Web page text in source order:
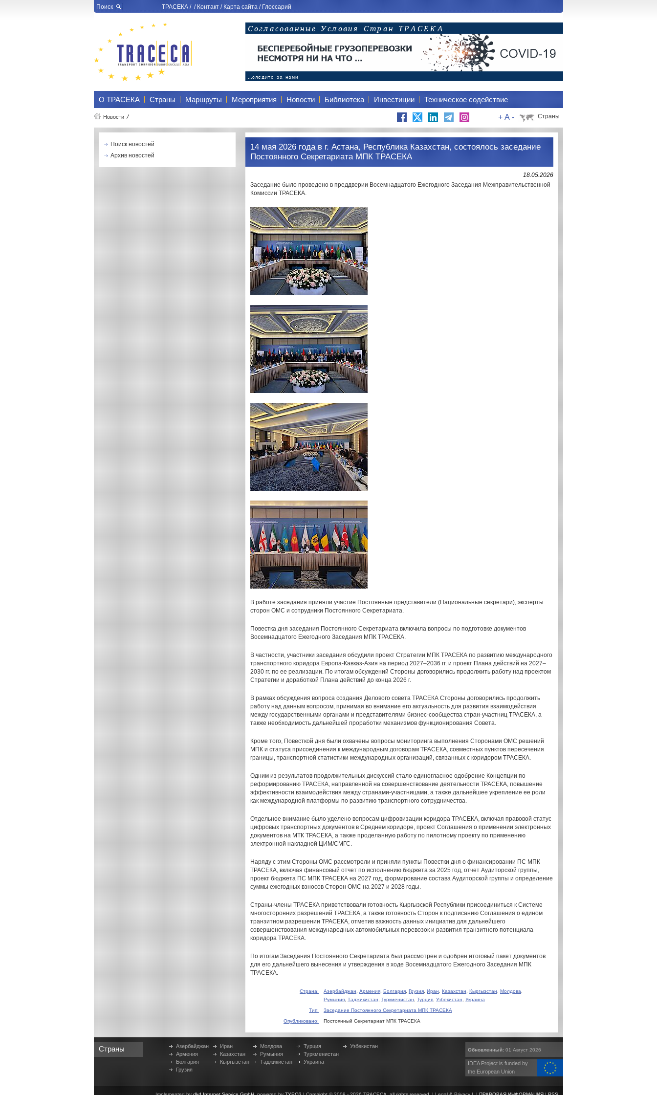
Поиск ТРАСЕКА/ /Контакт/Карта сайта/Глоссарий
О ТРАСЕКА Страны Маршруты Мероприятия Новости Библиотека Инвестиции Техническое содействие
Новости Страны
+ A -
Поиск новостей
Архив новостей
14 мая 2026 года в г. Астана, Республика Казахстан, состоялось заседание
Постоянного Секретариата МПК ТРАСЕКА
18.05.2026
Заседание было проведено в преддверии Восемнадцатого Ежегодного Заседания Межправительственной
Комиссии ТРАСЕКА.
В работе заседания приняли участие Постоянные представители (Национальные секретари), эксперты
сторон ОМС и сотрудники Постоянного Секретариата.
Повестка дня заседания Постоянного Секретариата включила вопросы по подготовке документов
Восемнадцатого Ежегодного Заседания МПК ТРАСЕКА.
В частности, участники заседания обсудили проект Стратегии МПК ТРАСЕКА по развитию международного
транспортного коридора Европа-Кавказ-Азия на период 2027–2036 гг. и проект Плана действий на 2027–
2030 гг. по ее реализации. По итогам обсуждений Стороны договорились продолжить работу над проектом
Стратегии и доработкой Плана действий до конца 2026 г.
В рамках обсуждения вопроса создания Делового совета ТРАСЕКА Стороны договорились продолжить
работу над данным вопросом, принимая во внимание его актуальность для развития взаимодействия
между государственными органами и представителями бизнес-сообщества стран-участниц ТРАСЕКА, а
также необходимость дальнейшей проработки механизмов функционирования Совета.
Кроме того, Повесткой дня были охвачены вопросы мониторинга выполнения Сторонами ОМС решений
МПК и статуса присоединения к международным договорам ТРАСЕКА, совместных пунктов пересечения
границы, транспортной статистики международных организаций, связанных с коридором ТРАСЕКА.
Одним из результатов продолжительных дискуссий стало единогласное одобрение Концепции по
реформированию ТРАСЕКА, направленной на совершенствование деятельности ТРАСЕКА, повышение
эффективности взаимодействия между странами-участницами, а также дальнейшее укрепление ее роли
как международной платформы по развитию транспортного сотрудничества.
Отдельное внимание было уделено вопросам цифровизации коридора ТРАСЕКА, включая правовой статус
цифровых транспортных документов в Среднем коридоре, проект Соглашения о применении электронных
документов на МТК ТРАСЕКА, а также проделанную работу по пилотному проекту по применению
электронной накладной ЦИМ/СМГС.
Наряду с этим Стороны ОМС рассмотрели и приняли пункты Повестки дня о финансировании ПС МПК
ТРАСЕКА, включая финансовый отчет по исполнению бюджета за 2025 год, отчет Аудиторской группы,
проект бюджета ПС МПК ТРАСЕКА на 2027 год, формирование состава Аудиторской группы и определение
суммы ежегодных взносов Сторон ОМС на 2027 и 2028 годы.
Страны-члены ТРАСЕКА приветствовали готовность Кыргызской Республики присоединиться к Системе
многосторонних разрешений ТРАСЕКА, а также готовность Сторон к подписанию Соглашения о едином
транзитном разрешении ТРАСЕКА, отметив важность данных инициатив для дальнейшего
совершенствования международных автомобильных перевозок и развития транзитного потенциала
коридора ТРАСЕКА.
По итогам Заседания Постоянного Секретариата был рассмотрен и одобрен итоговый пакет документов
для его дальнейшего вынесения и утверждения в ходе Восемнадцатого Ежегодного Заседания МПК
ТРАСЕКА.
Страна: Азербайджан Армения Болгария Грузия Иран Казахстан Кыргызстан Молдова
Румыния Таджикистан Туркменистан Турция Узбекистан
Украина
Тип:
Заседание Постоянного Секретариата МПК ТРАСЕКА
Опубликовано:
Постоянный Секретариат МПК ТРАСЕКА
Страны
Азербайджан
Армения
Болгария
Грузия
Иран
Казахстан
Кыргызстан
Молдова
Румыния
Таджикистан
Турция
Туркменистан
Украина
Узбекистан
Обновленный: 01 Август 2026
IDEA Project is funded by
the European Union